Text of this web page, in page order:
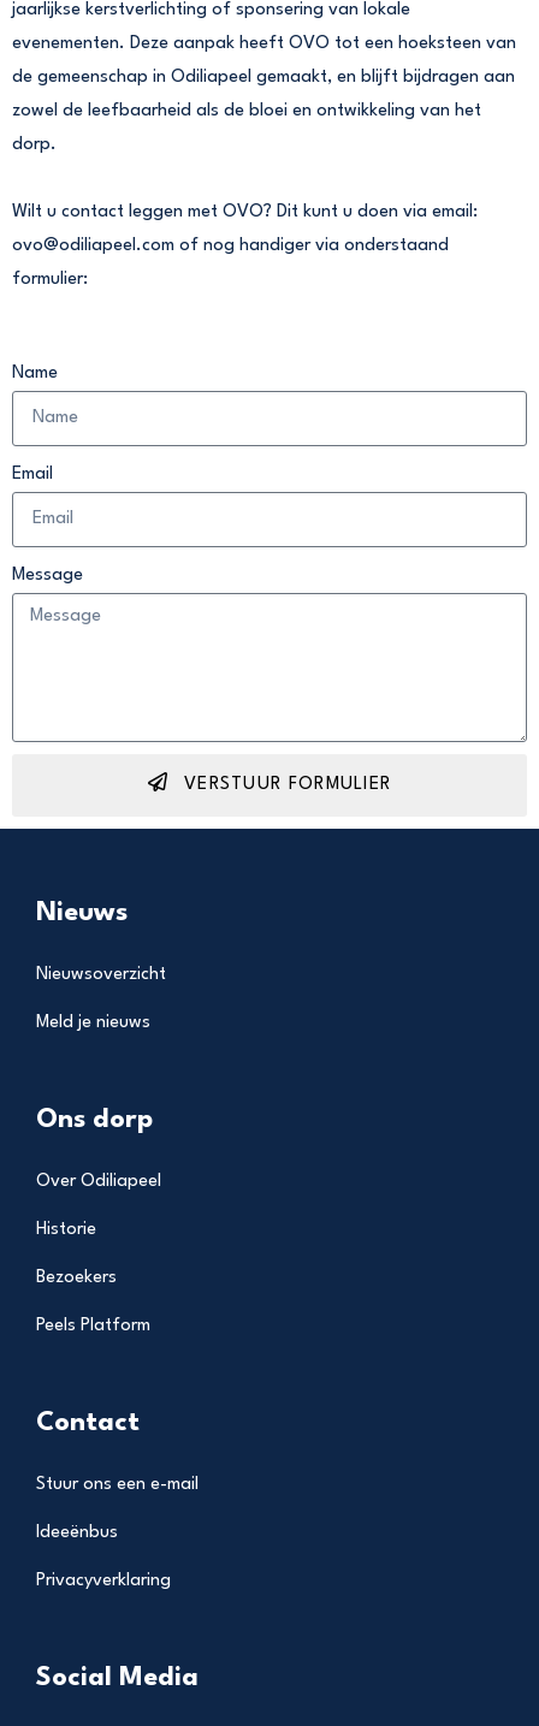
jaarlijkse kerstverlichting of sponsering van lokale
evenementen. Deze aanpak heeft OVO tot een hoeksteen van
de gemeenschap in Odiliapeel gemaakt, en blijft bijdragen aan
zowel de leefbaarheid als de bloei en ontwikkeling van het
dorp.
Wilt u contact leggen met OVO? Dit kunt u doen via email:
ovo@odiliapeel.com of nog handiger via onderstaand
formulier:
Name
Email
Message
VERSTUUR FORMULIER
Nieuws
Nieuwsoverzicht
Meld je nieuws
Ons dorp
Over Odiliapeel
Historie
Bezoekers
Peels Platform
Contact
Stuur ons een e-mail
Ideeënbus
Privacyverklaring
Social Media